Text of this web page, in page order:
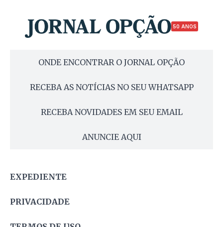
50 ANOS
ONDE ENCONTRAR O JORNAL OPÇÃO
RECEBA AS NOTÍCIAS NO SEU WHATSAPP
RECEBA NOVIDADES EM SEU EMAIL
ANUNCIE AQUI
EXPEDIENTE
PRIVACIDADE